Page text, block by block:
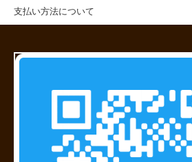
支払い方法について